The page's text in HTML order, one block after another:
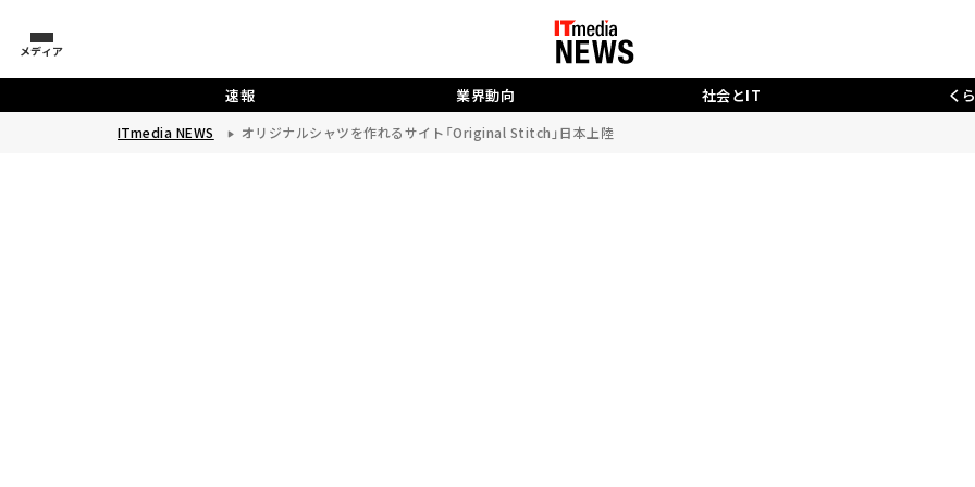
メディア
速報 業界動向 社会とIT く
ITmedia NEWS オリジナルシャツを作れるサイト「Original Stitch」日本上陸